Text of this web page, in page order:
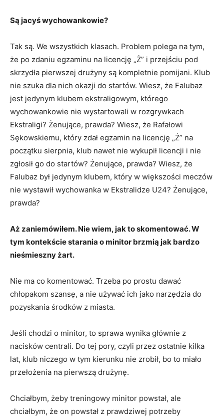
Są jacyś wychowankowie?
Tak są. We wszystkich klasach. Problem polega na tym,
że po zdaniu egzaminu na licencję „Ż” i przejściu pod
skrzydła pierwszej drużyny są kompletnie pomijani. Klub
nie szuka dla nich okazji do startów. Wiesz, że Falubaz
jest jedynym klubem ekstraligowym, którego
wychowankowie nie wystartowali w rozgrywkach
Ekstraligi? Żenujące, prawda? Wiesz, że Rafałowi
Sękowskiemu, który zdał egzamin na licencję „Ż” na
początku sierpnia, klub nawet nie wykupił licencji i nie
zgłosił go do startów? Żenujące, prawda? Wiesz, że
Falubaz był jedynym klubem, który w większości meczów
nie wystawił wychowanka w Ekstralidze U24? Żenujące,
prawda?
Aż zaniemówiłem. Nie wiem, jak to skomentować. W
tym kontekście starania o minitor brzmią jak bardzo
nieśmieszny żart.
Nie ma co komentować. Trzeba po prostu dawać
chłopakom szansę, a nie używać ich jako narzędzia do
pozyskania środków z miasta.
Jeśli chodzi o minitor, to sprawa wynika głównie z
nacisków centrali. Do tej pory, czyli przez ostatnie kilka
lat, klub niczego w tym kierunku nie zrobił, bo to miało
przełożenia na pierwszą drużynę.
Chciałbym, żeby treningowy minitor powstał, ale
chciałbym, że on powstał z prawdziwej potrzeby